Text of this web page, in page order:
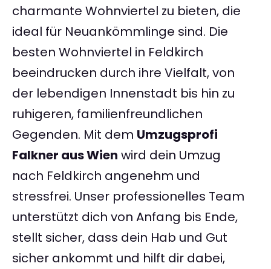
charmante Wohnviertel zu bieten, die
ideal für Neuankömmlinge sind. Die
besten Wohnviertel in Feldkirch
beeindrucken durch ihre Vielfalt, von
der lebendigen Innenstadt bis hin zu
ruhigeren, familienfreundlichen
Gegenden. Mit dem Umzugsprofi
Falkner aus Wien wird dein Umzug
nach Feldkirch angenehm und
stressfrei. Unser professionelles Team
unterstützt dich von Anfang bis Ende,
stellt sicher, dass dein Hab und Gut
sicher ankommt und hilft dir dabei,